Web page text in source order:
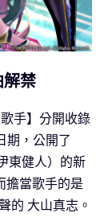
禁
手】分開收錄
期，公開了
東健人）的新
擔當歌手的是
的 大山真志。